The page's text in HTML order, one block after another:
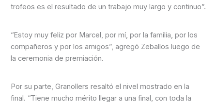
trofeos es el resultado de un trabajo muy largo y continuo”.
“Estoy muy feliz por Marcel, por mí, por la familia, por los
compañeros y por los amigos”, agregó Zeballos luego de
la ceremonia de premiación.
Por su parte, Granollers resaltó el nivel mostrado en la
final. “Tiene mucho mérito llegar a una final, con toda la